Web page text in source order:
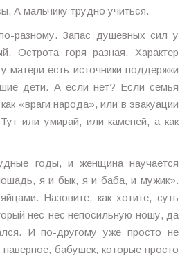
А мальчику трудно учиться.
разному. Запас душевных сил у
Острота горя разная. Характер
матери есть источники поддержки
дети. А если нет? Если семья
«враги народа», или в эвакуации
или умирай, или каменей, а как
годы, и женщина научается
я и бык, я и баба, и мужик».
Назовите, как хотите, суть
нес-нес непосильную ношу, да
И по-другому уже просто не
бабушек, которые просто